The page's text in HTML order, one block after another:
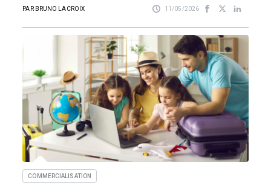
PAR BRUNO LACROIX 11/05/2026
COMMERCIALISATION